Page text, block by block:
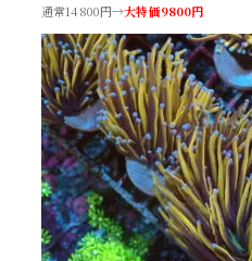
通常14800円→大特価9800円